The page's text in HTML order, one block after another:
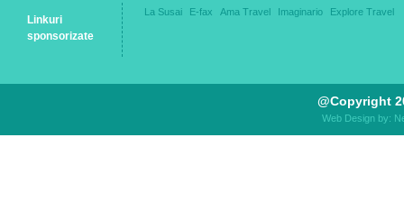
Linkuri
sponsorizate
La Susai E-fax Ama Travel Imaginario Explore Travel
@Copyright
Web Design by: